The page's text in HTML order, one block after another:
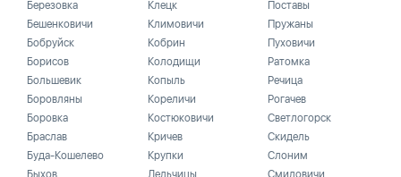
Березовка
Бешенковичи
Бобруйск
Борисов
Большевик
Боровляны
Боровка
Браслав
Буда-Кошелево
Быхов
Клецк
Климовичи
Кобрин
Колодищи
Копыль
Кореличи
Костюковичи
Кричев
Крупки
Лельчицы
Поставы
Пружаны
Пуховичи
Ратомка
Речица
Рогачев
Светлогорск
Скидель
Слоним
Смиловичи